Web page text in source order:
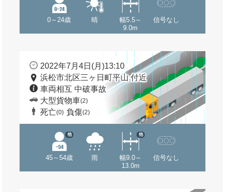
0～24歳 晴
幅5.5～
9.0m
信号なし
2022年7月4日(月)13:10
浜松市北区三ヶ日町平山 付近
車両相互 中破事故
大型貨物車(2)
死亡(0) 負傷(2)
45～54歳
他
雨
幅9.0～
13.0m
他
信号なし